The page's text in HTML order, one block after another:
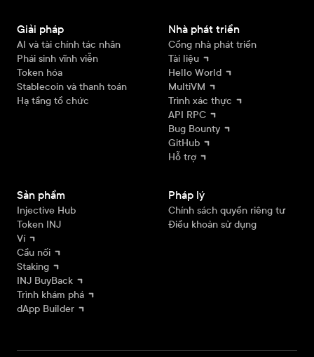
Giải pháp
AI và tài chính tác nhân
Phái sinh vĩnh viễn
Token hóa
Stablecoin và thanh toán
Hạ tầng tổ chức
Nhà phát triển
Cổng nhà phát triển
Tài liệu
Hello World
MultiVM
Trình xác thực
API RPC
Bug Bounty
GitHub
Hỗ trợ
Sản phẩm
Injective Hub
Token INJ
Ví
Cầu nối
Staking
INJ BuyBack
Trình khám phá
dApp Builder
Pháp lý
Chính sách quyền riêng tư
Điều khoản sử dụng